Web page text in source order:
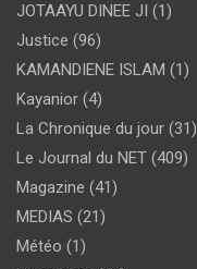
JOTAAYU DINEE JI (1)
Justice (96)
KAMANDIENE ISLAM (1)
Kayanior (4)
La Chronique du jour (31)
Le Journal du NET (409)
Magazine (41)
MEDIAS (21)
Météo (1)